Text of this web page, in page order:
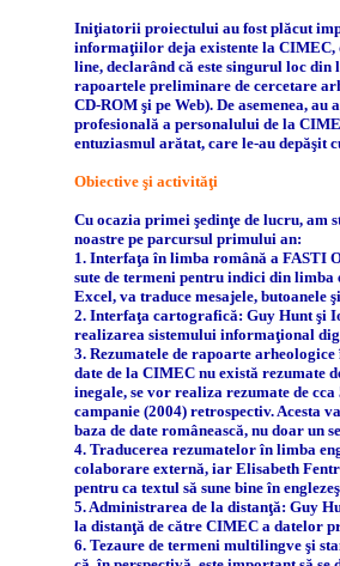
Iniţiatorii proiectului au fost plăcut
informaţiilor deja existente la
line, declarând că este singurul loc din
rapoartele preliminare de cercetare
CD-ROM şi pe Web). De asemenea,
profesională a personalului de la
entuziasmul arătat, care le-au depăşit
Obiective şi activităţi
Cu ocazia primei şedinţe de lucru,
noastre pe parcursul primului an:
1. Interfaţa în limba română a FASTI
sute de termeni pentru indici din
Excel, va traduce mesajele, butoanele
2. Interfaţa cartografică: Guy Hunt şi
realizarea sistemului informaţional
3. Rezumatele de rapoarte
date de la CIMEC nu există rezumate
inegale, se vor realiza rezumate de
campanie (2004) retrospectiv. Acesta
baza de date românească, nu doar un
4. Traducerea rezumatelor în limba
colaborare externă, iar Elisabeth
pentru ca textul să sune bine în
5.Administrarea de la distanţă: Guy
la distanţă de către CIMEC a datelor
6. Tezaure de termeni multilingve şi